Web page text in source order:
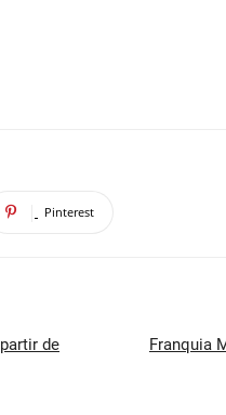
Pinterest
de
Franquia